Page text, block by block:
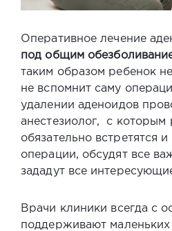
Оперативное лечение
под общим
таким образом ребенок
не вспомнит саму
удалении аденоидов
анестезиолог, с которым
обязательно встретятся
операции, обсудят все
зададут все
Врачи клиники всегда с
поддерживают маленьких